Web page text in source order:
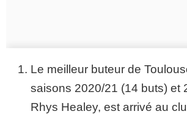
Le meilleur buteur de
saisons 2020/21 (14 buts) et
Rhys Healey, est arrivé au